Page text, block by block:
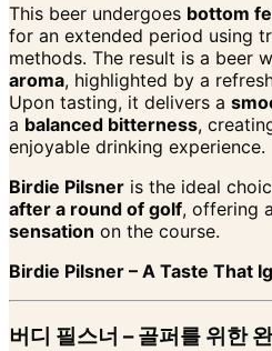
This beer undergoes bottom
for an extended period using
methods. The result is a beer
aroma, highlighted by a
Upon tasting, it delivers a
a balanced bitterness,
enjoyable drinking experience.
Birdie Pilsner is the ideal
after a round of golf, offering a
sensation on the course.
Birdie Pilsner – A Taste That
버디 필스너 – 골퍼를 위한